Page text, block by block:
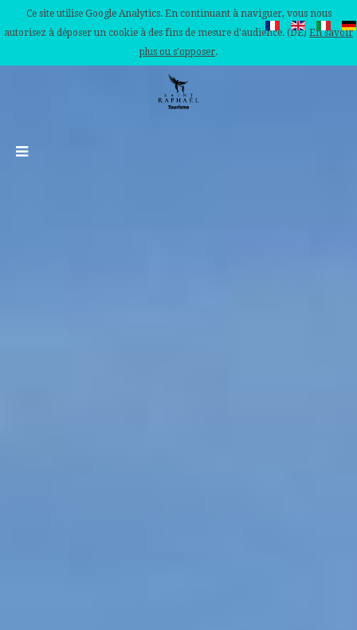
Ce site utilise Google Analytics. En continuant à naviguer, vous nous
autorisez à déposer un cookie à des fins de mesure d'audience. (DE) En savoir
plus ou s'opposer.